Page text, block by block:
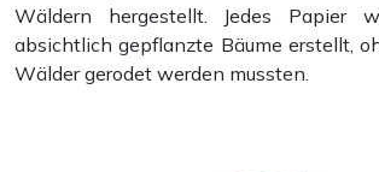
Wäldern hergestellt. Jedes Papier
absichtlich gepflanzte Bäume erstellt,
Wälder gerodet werden mussten.